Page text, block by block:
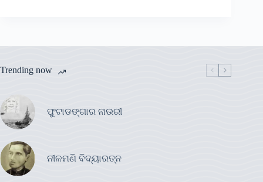
Trending now
ଫୁଟାଡଙ୍ଗାର ନାଉରୀ
ନୀଳମଣି ବିଦ୍ୟାରତ୍ନ